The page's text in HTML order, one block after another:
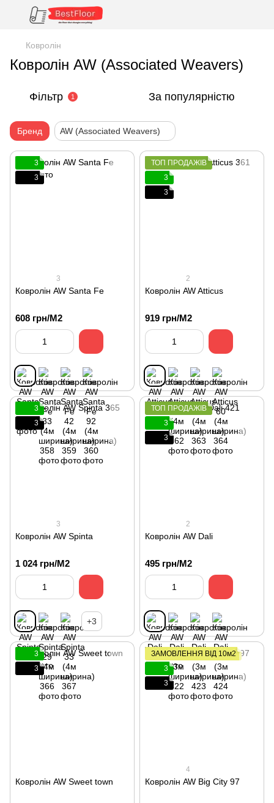
Ковролін
Ковролін AW (Associated Weavers)
Фільтр 1 За популярністю
Бренд AW (Associated Weavers)
3
3
3
Ковролін AW Santa Fe
608 грн/М2
ТОП ПРОДАЖІВ
3
3
2
Ковролін AW Atticus
919 грн/М2
3
3
3
Ковролін AW Spinta
1 024 грн/М2
+3
ТОП ПРОДАЖІВ
3
3
2
Ковролін AW Dali
495 грн/М2
3
3
Ковролін AW Sweet town
ЗАМОВЛЕННЯ ВІД 10м2
3
3
4
Ковролін AW Big City 97